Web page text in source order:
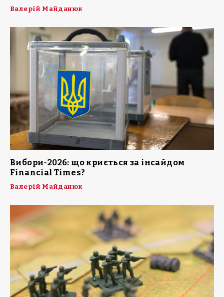
Валерій Майданюк
Вибори-2026: що криється за інсайдом
Financial Times?
Валерій Майданюк